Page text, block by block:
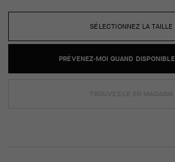
SÉLECTIONNEZ LA TAILLE
PRÉVENEZ-MOI QUAND DISPONIBLE